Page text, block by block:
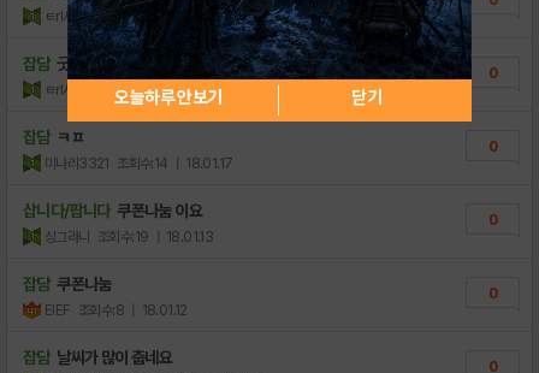
ㅌrl사자 조회수:12 | 18.05.26
잡담 굿겜하세요~
ㅌrl사자 조회수:19 | 18.02.21
0
잡담 ㅋㅍ
미나리3321 조회수:14 | 18.01.17
0
삽니다/팝니다 쿠폰나눔 이요
싱그라니 조회수:19 | 18.01.13
0
잡담 쿠폰나눔
EIEF 조회수:8 | 18.01.12
0
잡담 날씨가 많이 춥네요 0
오늘하루 안보기 닫기